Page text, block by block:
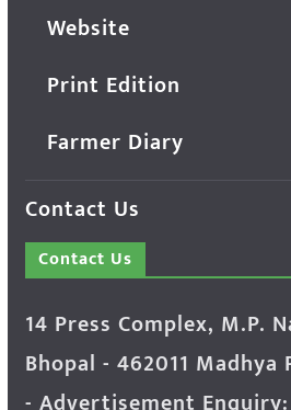
Website
Print Edition
Farmer Diary
Contact Us
Contact Us
14 Press Complex, M.P.
Bhopal - 462011 Madhya